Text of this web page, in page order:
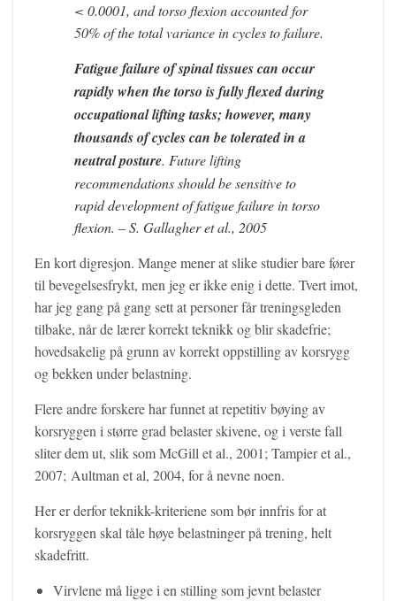
< 0.0001, and torso flexion accounted for
50% of the total variance in cycles to failure.
Fatigue failure of spinal tissues can occur
rapidly when the torso is fully flexed during
occupational lifting tasks; however, many
thousands of cycles can be tolerated in a
neutral posture. Future lifting
recommendations should be sensitive to
rapid development of fatigue failure in torso
flexion. – S. Gallagher et al., 2005
En kort digresjon. Mange mener at slike studier bare fører
til bevegelsesfrykt, men jeg er ikke enig i dette. Tvert imot,
har jeg gang på gang sett at personer får treningsgleden
tilbake, når de lærer korrekt teknikk og blir skadefrie;
hovedsakelig på grunn av korrekt oppstilling av korsrygg
og bekken under belastning.
Flere andre forskere har funnet at repetitiv bøying av
korsryggen i større grad belaster skivene, og i verste fall
sliter dem ut, slik som McGill et al., 2001; Tampier et al.,
2007; Aultman et al, 2004, for å nevne noen.
Her er derfor teknikk-kriteriene som bør innfris for at
korsryggen skal tåle høye belastninger på trening, helt
skadefritt.
Virvlene må ligge i en stilling som jevnt belaster